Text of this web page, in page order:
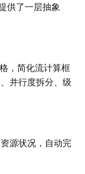
供了一层抽象
，简化流计算框
并行度拆分、级
源状况，自动完